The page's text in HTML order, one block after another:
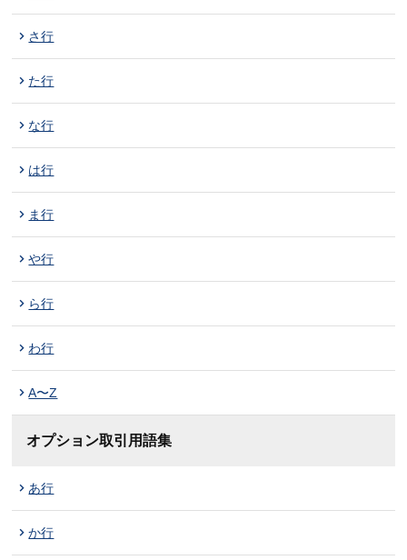
さ行
た行
な行
は行
ま行
や行
ら行
わ行
A〜Z
オプション取引用語集
あ行
か行